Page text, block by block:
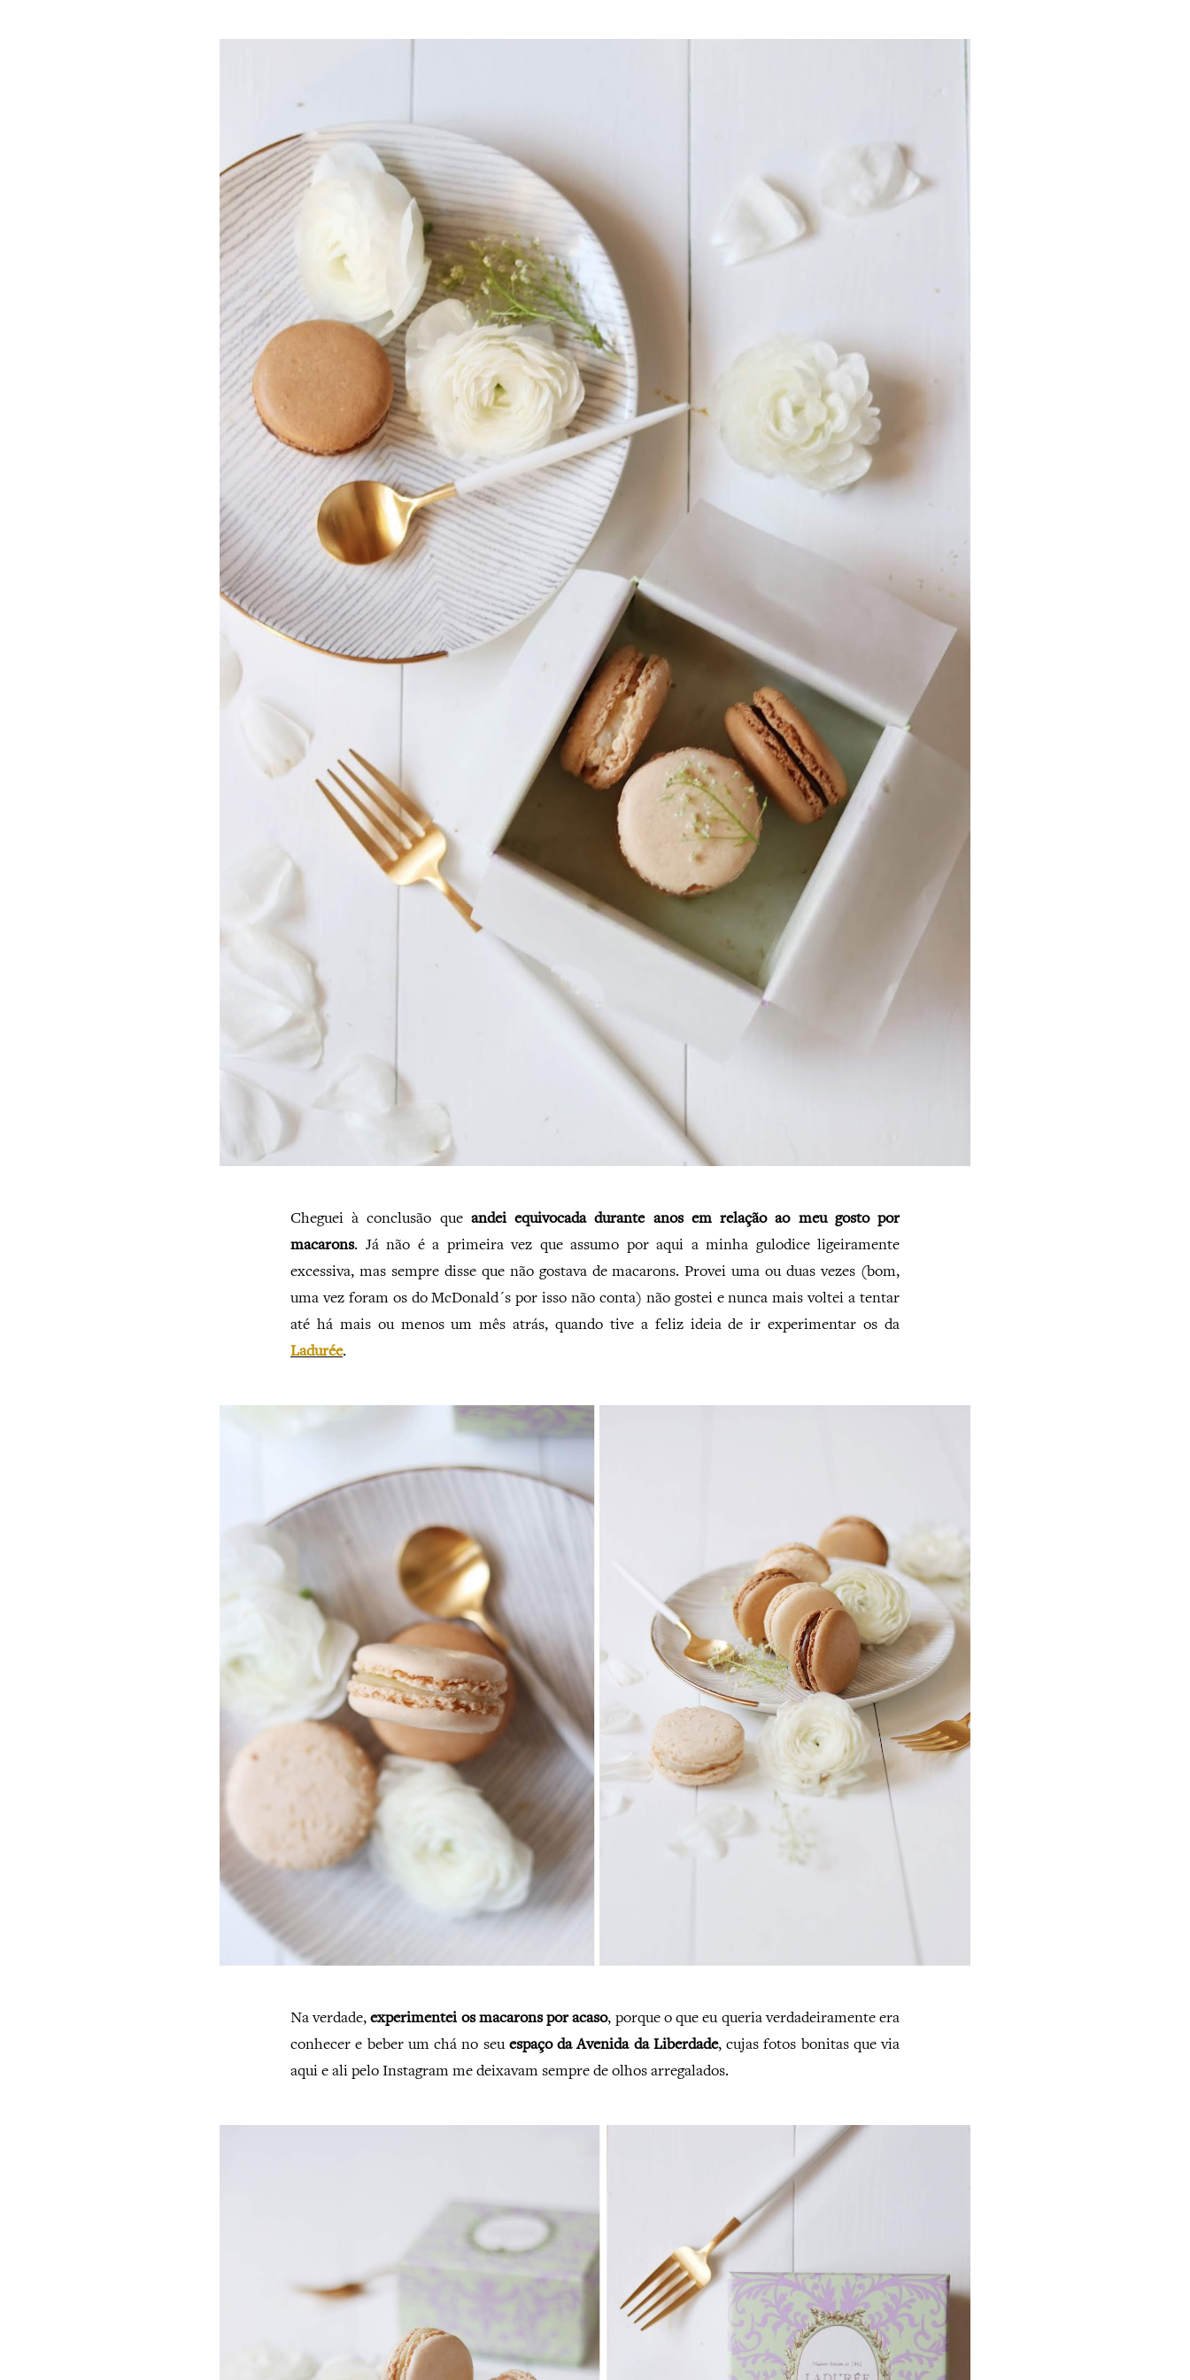
Cheguei à conclusão que andei equivocada durante anos em relação ao meu gosto por
macarons. Já não é a primeira vez que assumo por aqui a minha gulodice ligeiramente
excessiva, mas sempre disse que não gostava de macarons. Provei uma ou duas vezes (bom,
uma vez foram os do McDonald´s por isso não conta) não gostei e nunca mais voltei a tentar
até há mais ou menos um mês atrás, quando tive a feliz ideia de ir experimentar os da
Ladurée.
Na verdade,experimentei os macarons por acaso, porque o que eu queria verdadeiramente era
conhecer e beber um chá no seu espaço da Avenida da Liberdade, cujas fotos bonitas que via
aqui e ali pelo Instagram me deixavam sempre de olhos arregalados.